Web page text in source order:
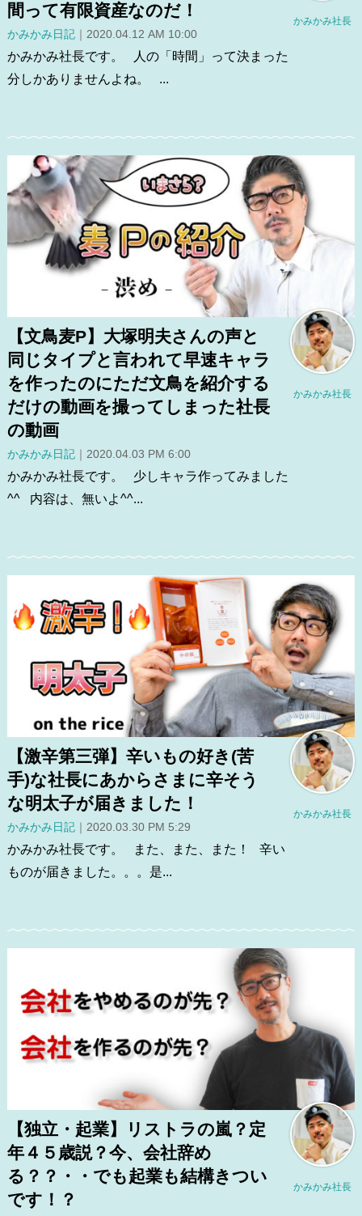
間って有限資産なのだ！
かみかみ日記｜2020.04.12 AM 10:00
かみかみ社長です。 人の「時間」って決まった
分しかありませんよね。 ...
かみかみ社長
【文鳥麦P】大塚明夫さんの声と
同じタイプと言われて早速キャラ
を作ったのにただ文鳥を紹介する
だけの動画を撮ってしまった社長
の動画
かみかみ日記｜2020.04.03 PM 6:00
かみかみ社長です。 少しキャラ作ってみました
^^ 内容は、無いよ^^...
かみかみ社長
【激辛第三弾】辛いもの好き(苦
手)な社長にあからさまに辛そう
な明太子が届きました！
かみかみ日記｜2020.03.30 PM 5:29
かみかみ社長です。 また、また、また！ 辛い
ものが届きました。。。是...
かみかみ社長
【独立・起業】リストラの嵐？定
年４５歳説？今、会社辞め
る？？・・でも起業も結構きつい
です！？
かみかみ社長